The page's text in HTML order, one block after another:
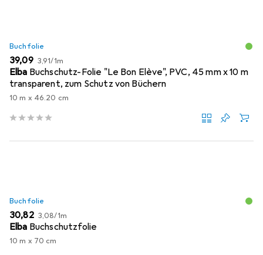
Buchfolie
EUR
39,09 EUR
3,91/1m
Elba Buchschutz-Folie "Le Bon Elève", PVC, 45 mm x 10 m
transparent, zum Schutz von Büchern
10 m x 46.20 cm
Buchfolie
EUR
30,82 EUR
3,08/1m
Elba Buchschutzfolie
10 m x 70 cm